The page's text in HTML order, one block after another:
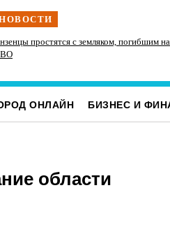
простятся с земляком, погибшим на
ОНЛАЙН БИЗНЕС И
области